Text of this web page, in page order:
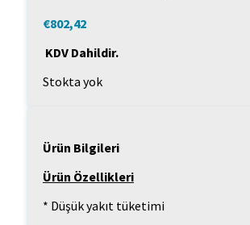
€802,42
KDV Dahildir.
Stokta yok
Ürün Bilgileri
Ürün Özellikleri
* Düşük yakıt tüketimi